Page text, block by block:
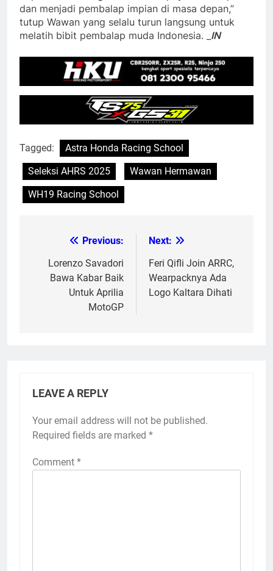
dan menjadi pembalap impian di masa depan,”
tutup Wawan yang selalu turun langsung untuk
melatih bibit pembalap muda Indonesia. _ IN
Tagged:
Astra Honda Racing School
Seleksi AHRS 2025
Wawan Hermawan
WH19 Racing School
navigation
Previous:
Lorenzo Savadori
Bawa Kabar Baik
Untuk Aprilia
MotoGP
Next:
Feri Qifli Join ARRC,
Wearpacknya Ada
Logo Kaltara Dihati
LEAVE A REPLY
Your email address will not be published.
Required fields are marked *
Comment *